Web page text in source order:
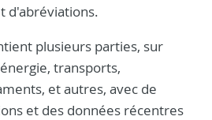
d'abréviations.
plusieurs parties, sur
transports,
et autres, avec de
et des données récentres